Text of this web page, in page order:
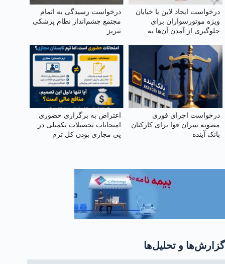
درخواست ایجاد لاین یا خیابان
ویژه موتورسواران برای
جلوگیری از آمدن آن‌ها به
درخواست رسیدگی به اتمام
مجتمع چشم‌انداز نظام پزشکی
تبریز
درخواست اجرای فوری
مصوبه سران قوا برای کارکنان
بانک آینده
اعتراض به برگزاری حضوری
امتحانات تحصیلات تکمیلی در
پی مجازی بودن کل ترم
گزارش‌ها و تحلیل‌ها